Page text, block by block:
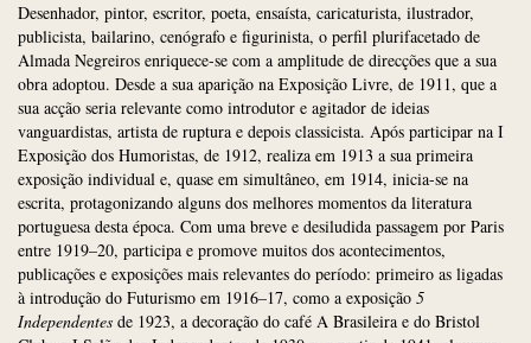
Desenhador, pintor, escritor, poeta, ensaísta, caricaturista, ilustrador,
publicista, bailarino, cenógrafo e figurinista, o perfil plurifacetado de
Almada Negreiros enriquece-se com a amplitude de direcções que a sua
obra adoptou. Desde a sua aparição na Exposição Livre, de 1911, que a
sua acção seria relevante como introdutor e agitador de ideias
vanguardistas, artista de ruptura e depois classicista. Após participar na I
Exposição dos Humoristas, de 1912, realiza em 1913 a sua primeira
exposição individual e, quase em simultâneo, em 1914, inicia-se na
escrita, protagonizando alguns dos melhores momentos da literatura
portuguesa desta época. Com uma breve e desiludida passagem por Paris
entre 1919–20, participa e promove muitos dos acontecimentos,
publicações e exposições mais relevantes do período: primeiro as ligadas
à introdução do Futurismo em 1916–17, como a exposição 5
Independentes de 1923, a decoração do café A Brasileira e do Bristol